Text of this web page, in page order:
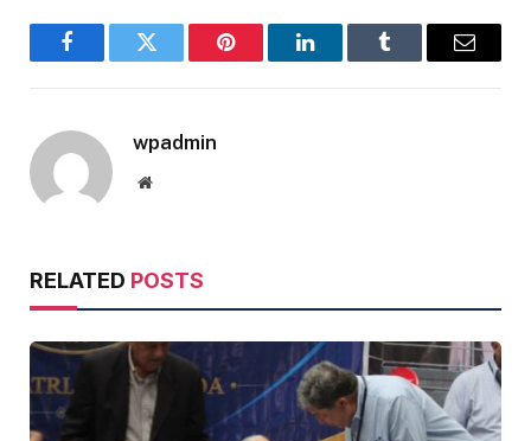
FacebookTwitter Pinterest LinkedInTumblr Email
wpadmin
Website
RELATED POSTS